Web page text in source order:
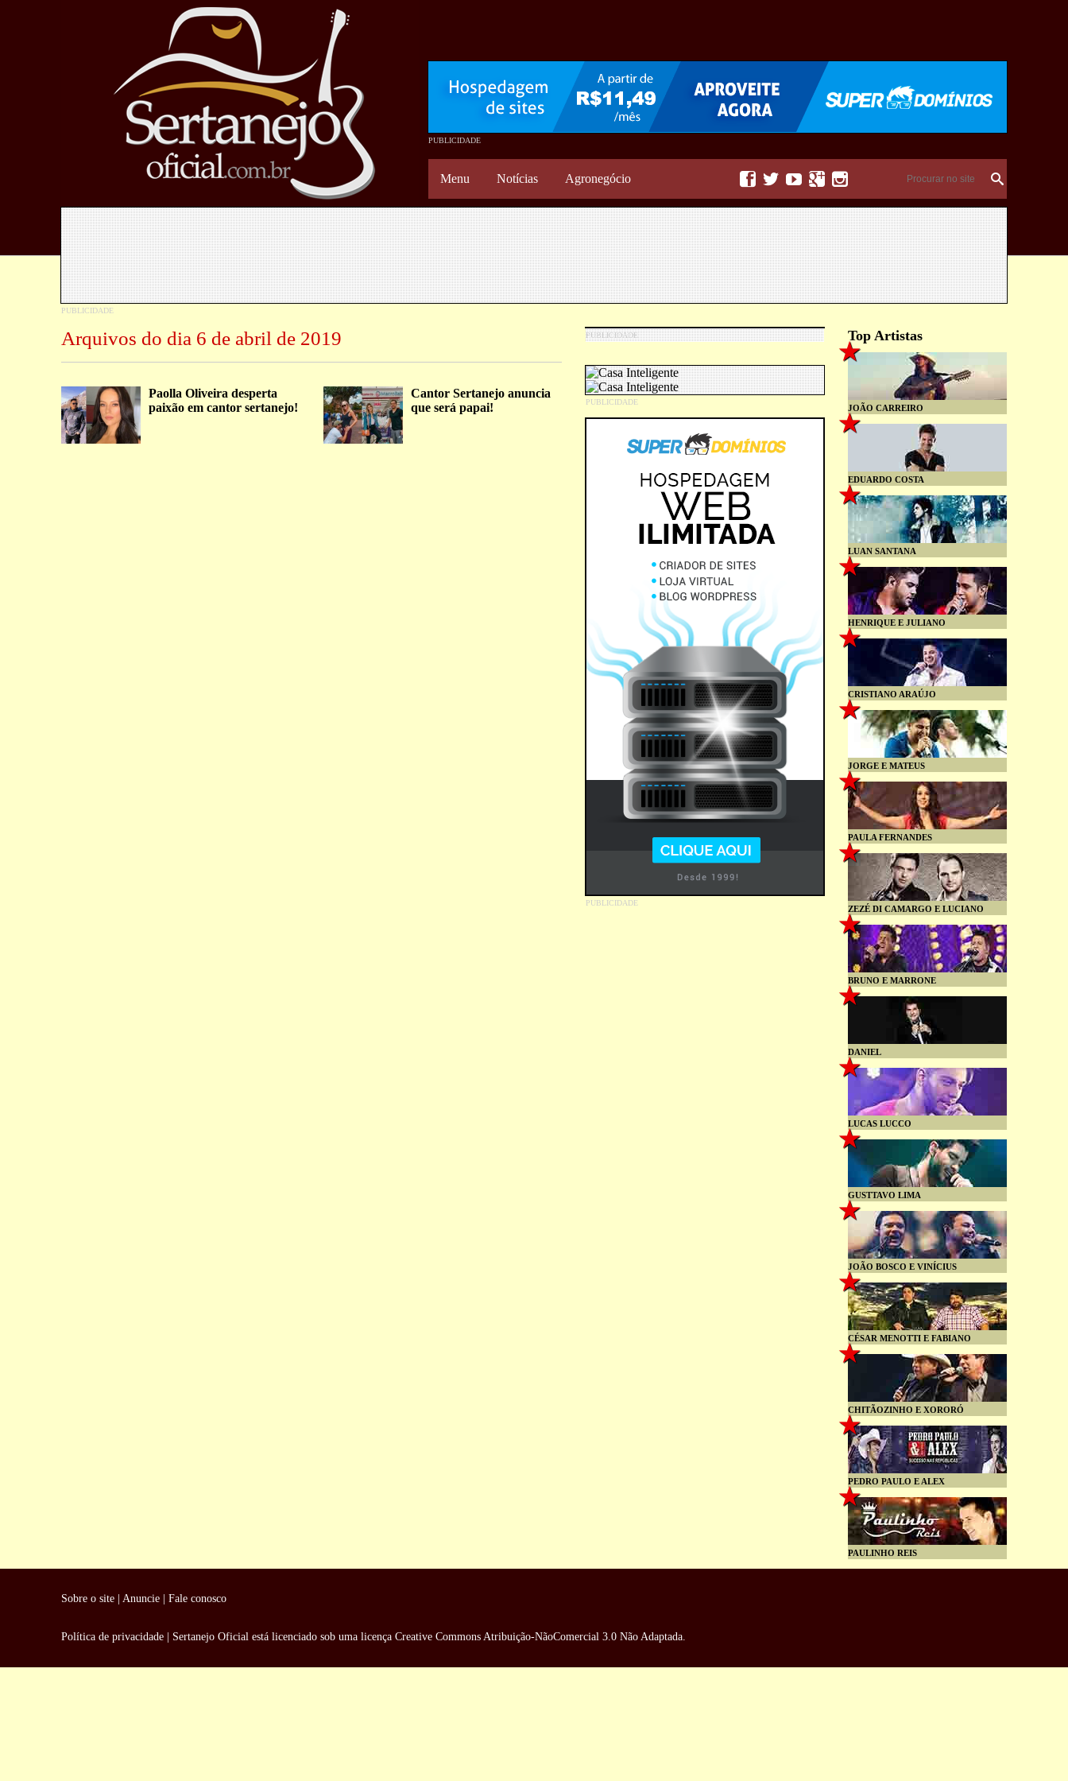
Menu Notícias Agronegócio     
Arquivos do dia 6 de abril de 2019
Paolla Oliveira desperta
paixão em cantor sertanejo!
Cantor Sertanejo anuncia
que será papai!
Top Artistas
JOÃO CARREIRO
EDUARDO COSTA
LUAN SANTANA
HENRIQUE E JULIANO
CRISTIANO ARAÚJO
JORGE E MATEUS
PAULA FERNANDES
ZEZÉ DI CAMARGO E LUCIANO
BRUNO E MARRONE
DANIEL
LUCAS LUCCO
GUSTTAVO LIMA
JOÃO BOSCO E VINÍCIUS
CÉSAR MENOTTI E FABIANO
CHITÃOZINHO E XORORÓ
PEDRO PAULO E ALEX
PAULINHO REIS
Sobre o site Anuncie Fale conosco
Política de privacidade Sertanejo Oficial está licenciado sob uma licença Creative Commons Atribuição-NãoComercial 3.0 Não Adaptada.